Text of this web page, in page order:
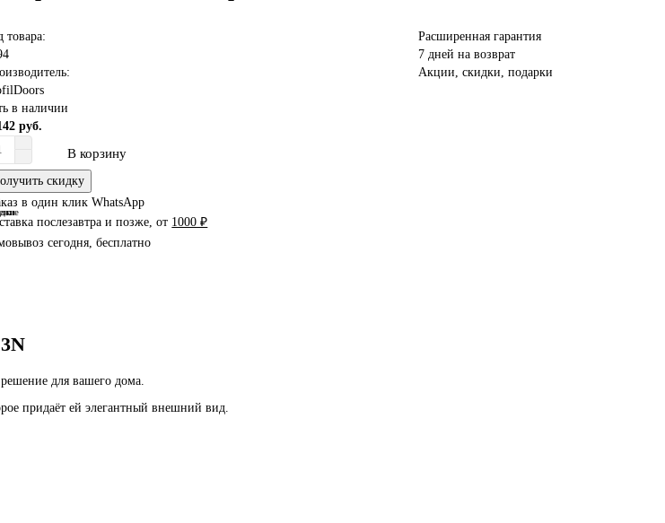
товара:
в наличии
руб.
В корзину
скидку
послезавтра и позже, от 1000 ₽
сегодня, бесплатно
Расширенная гарантия
7 дней на возврат
Акции, скидки, подарки
для вашего дома.
придаёт ей элегантный внешний вид.